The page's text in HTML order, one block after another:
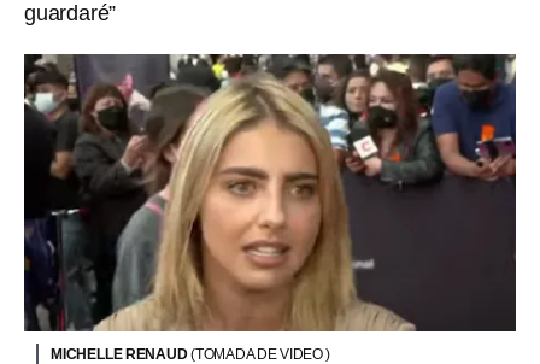
guardaré”
MICHELLE RENAUD(TOMADA DE VIDEO )